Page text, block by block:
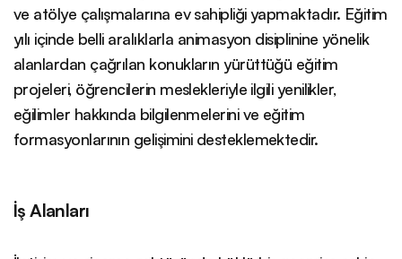
ve atölye çalışmalarına ev sahipliği yapmaktadır. Eğitim
yılı içinde belli aralıklarla animasyon disiplinine yönelik
alanlardan çağrılan konukların yürüttüğü eğitim
projeleri, öğrencilerin meslekleriyle ilgili yenilikler,
eğilimler hakkında bilgilenmelerini ve eğitim
formasyonlarının gelişimini desteklemektedir.
İş Alanları